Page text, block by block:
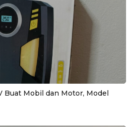
Buat Mobil dan Motor, Model